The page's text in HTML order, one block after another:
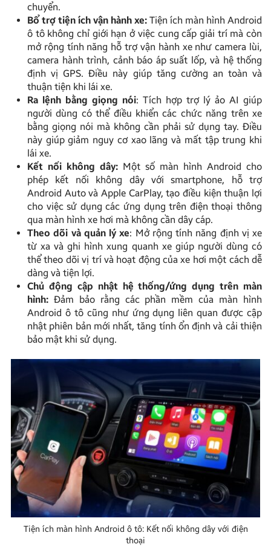
chuyển.
Bổ trợ tiện ích vận hành xe: Tiện ích màn hình Android
ô tô không chỉ giới hạn ở việc cung cấp giải trí mà còn
mở rộng tính năng hỗ trợ vận hành xe như camera lùi,
camera hành trình, cảnh báo áp suất lốp, và hệ thống
định vị GPS. Điều này giúp tăng cường an toàn và
thuận tiện khi lái xe.
Ra lệnh bằng giọng nói: Tích hợp trợ lý ảo AI giúp
người dùng có thể điều khiển các chức năng trên xe
bằng giọng nói mà không cần phải sử dụng tay. Điều
này giúp giảm nguy cơ xao lãng và mất tập trung khi
lái xe.
Kết nối không dây: Một số màn hình Android cho
phép kết nối không dây với smartphone, hỗ trợ
Android Auto và Apple CarPlay, tạo điều kiện thuận lợi
cho việc sử dụng các ứng dụng trên điện thoại thông
qua màn hình xe hơi mà không cần dây cáp.
Theo dõi và quản lý xe: Mở rộng tính năng định vị xe
từ xa và ghi hình xung quanh xe giúp người dùng có
thể theo dõi vị trí và hoạt động của xe hơi một cách dễ
dàng và tiện lợi.
Chủ động cập nhật hệ thống/ứng dụng trên màn
hình: Đảm bảo rằng các phần mềm của màn hình
Android ô tô cũng như ứng dụng liên quan được cập
nhật phiên bản mới nhất, tăng tính ổn định và cải thiện
bảo mật khi sử dụng.
Tiện ích màn hình Android ô tô: Kết nối không dây với điện
thoại